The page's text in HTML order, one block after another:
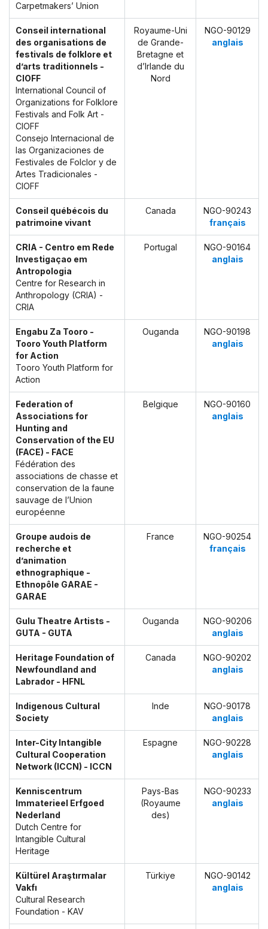
Carpetmakers’ Union
Conseil international
des organisations de
festivals de folklore et
d’arts traditionnels -
CIOFF
International Council of
Organizations for Folklore
Festivals and Folk Art -
CIOFF
Consejo Internacional de
las Organizaciones de
Festivales de Folclor y de
Artes Tradicionales -
CIOFF
Royaume-Uni
de Grande-
Bretagne et
d’Irlande du
Nord
NGO-90129
anglais
Conseil québécois du
patrimoine vivant
Canada
NGO-90243
français
CRIA - Centro em Rede
Investigaçao em
Antropologia
Centre for Research in
Anthropology (CRIA) -
CRIA
Portugal
NGO-90164
anglais
Engabu Za Tooro -
Tooro Youth Platform
for Action
Tooro Youth Platform for
Action
Ouganda
NGO-90198
anglais
Federation of
Associations for
Hunting and
Conservation of the EU
(FACE) - FACE
Fédération des
associations de chasse et
conservation de la faune
sauvage de l’Union
européenne
Belgique
NGO-90160
anglais
Groupe audois de
recherche et
d’animation
ethnographique -
Ethnopôle GARAE -
GARAE
France
NGO-90254
français
Gulu Theatre Artists -
GUTA - GUTA
Ouganda
NGO-90206
anglais
Heritage Foundation of
Newfoundland and
Labrador - HFNL
Canada
NGO-90202
anglais
Indigenous Cultural
Society
Inde
NGO-90178
anglais
Inter-City Intangible
Cultural Cooperation
Network (ICCN) - ICCN
Espagne
NGO-90228
anglais
Kenniscentrum
Immaterieel Erfgoed
Nederland
Dutch Centre for
Intangible Cultural
Heritage
Pays-Bas
(Royaume
des)
NGO-90233
anglais
Kültürel Araştırmalar
Vakfı
Cultural Research
Foundation - KAV
Türkiye
NGO-90142
anglais